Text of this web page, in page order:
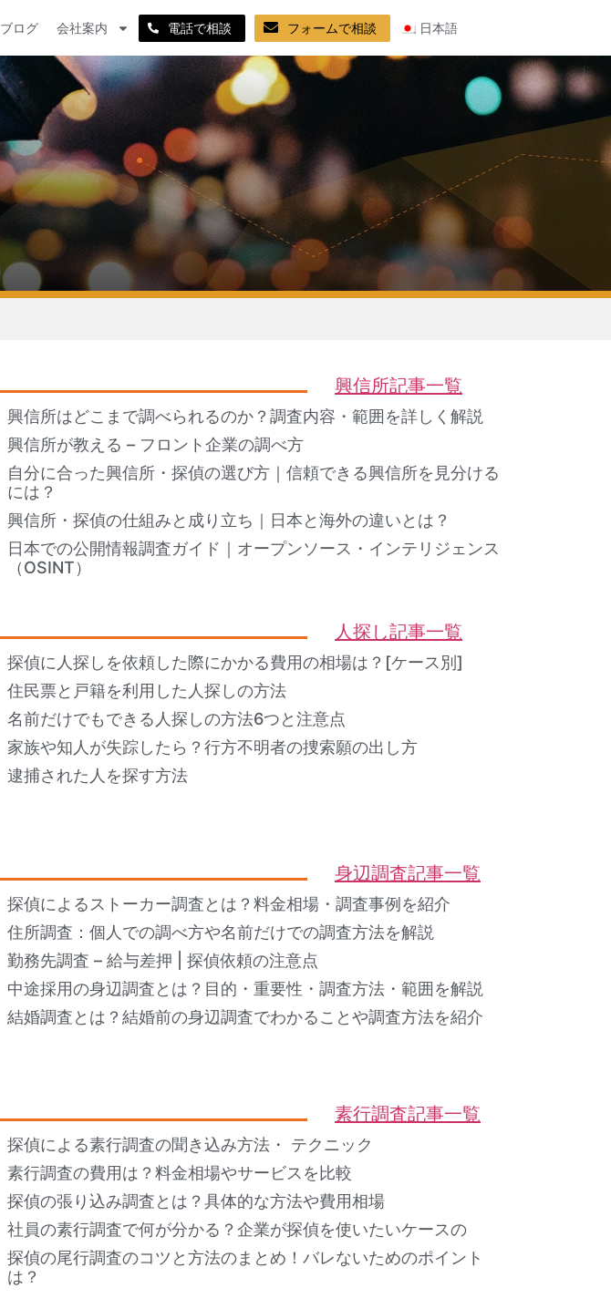
ブログ 会社案内 電話で相談 フォームで相談 日本語
興信所記事一覧
興信所はどこまで調べられるのか？調査内容・範囲を詳しく解説
興信所が教える – フロント企業の調べ方
自分に合った興信所・探偵の選び方｜信頼できる興信所を見分ける
には？
興信所・探偵の仕組みと成り立ち｜日本と海外の違いとは？
日本での公開情報調査ガイド｜オープンソース・インテリジェンス
（OSINT）
人探し記事一覧
探偵に人探しを依頼した際にかかる費用の相場は？[ケース別]
住民票と戸籍を利用した人探しの方法
名前だけでもできる人探しの方法6つと注意点
家族や知人が失踪したら？行方不明者の捜索願の出し方
逮捕された人を探す方法
身辺調査記事一覧
探偵によるストーカー調査とは？料金相場・調査事例を紹介
住所調査：個人での調べ方や名前だけでの調査方法を解説
勤務先調査 – 給与差押 | 探偵依頼の注意点
中途採用の身辺調査とは？目的・重要性・調査方法・範囲を解説
結婚調査とは？結婚前の身辺調査でわかることや調査方法を紹介
素行調査記事一覧
探偵による素行調査の聞き込み方法・ テクニック
素行調査の費用は？料金相場やサービスを比較
探偵の張り込み調査とは？具体的な方法や費用相場
社員の素行調査で何が分かる？企業が探偵を使いたいケースの
探偵の尾行調査のコツと方法のまとめ！バレないためのポイント
は？